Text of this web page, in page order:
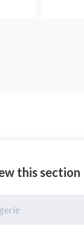
this section